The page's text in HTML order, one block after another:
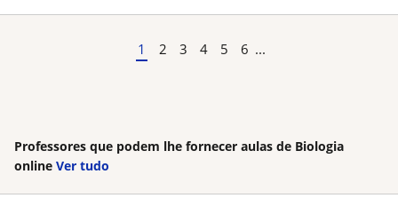
1 2 3 4 5 6 ...
Professores que podem lhe fornecer aulas de Biologia
online Ver tudo